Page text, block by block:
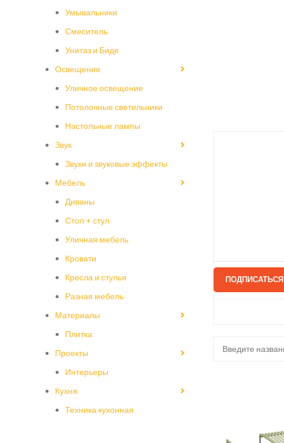
Умывальники
Смеситель
Унитаз и Биде
Освещение
Уличное освещение
Потолочные светильники
Настольные лампы
Звук
Звуки и звуковые эффекты
Мебель
Диваны
Стол + стул
Уличная мебель
Кровати
Кресла и стулья
Разная мебель
Материалы
Плитка
Проекты
Интерьеры
Кухня
Техника кухонная
ПОДПИСАТЬСЯ